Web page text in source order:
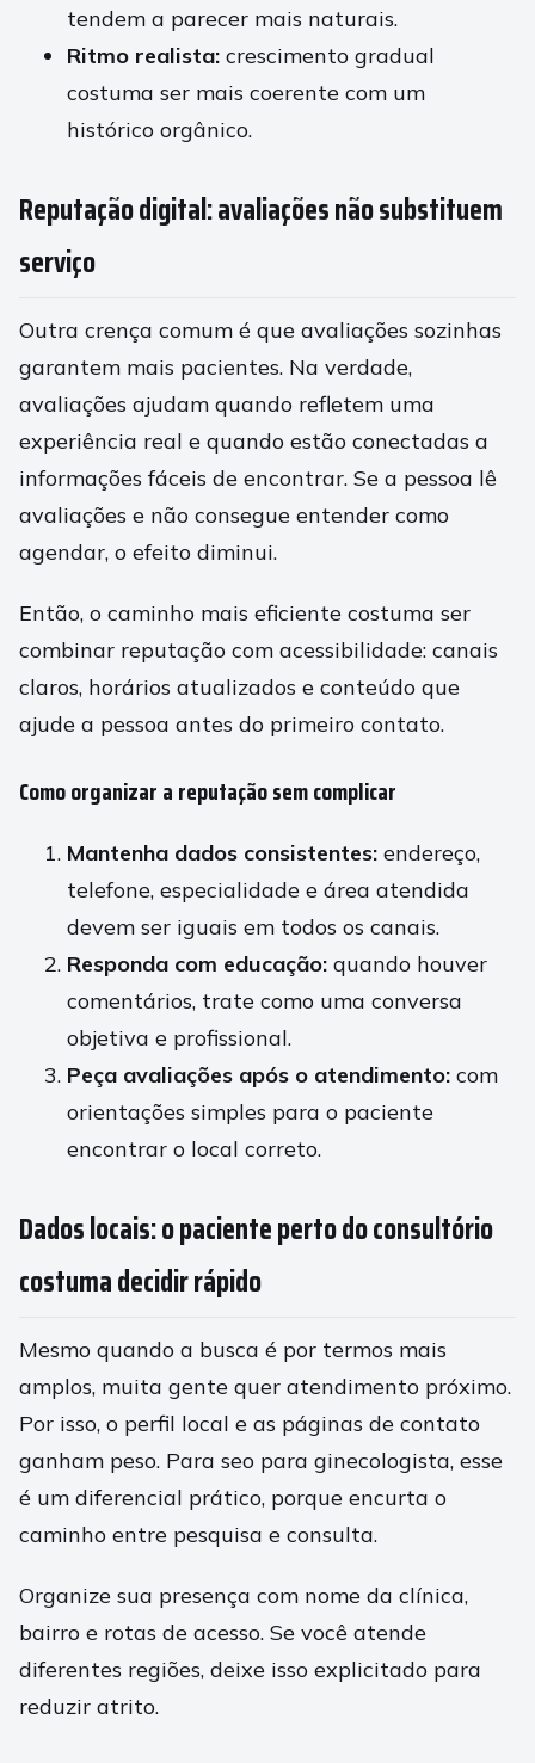
tendem a parecer mais naturais.
Ritmo realista: crescimento gradual
costuma ser mais coerente com um
histórico orgânico.
Reputação digital: avaliações não substituem
serviço
Outra crença comum é que avaliações sozinhas
garantem mais pacientes. Na verdade,
avaliações ajudam quando refletem uma
experiência real e quando estão conectadas a
informações fáceis de encontrar. Se a pessoa lê
avaliações e não consegue entender como
agendar, o efeito diminui.
Então, o caminho mais eficiente costuma ser
combinar reputação com acessibilidade: canais
claros, horários atualizados e conteúdo que
ajude a pessoa antes do primeiro contato.
Como organizar a reputação sem complicar
Mantenha dados consistentes: endereço,
telefone, especialidade e área atendida
devem ser iguais em todos os canais.
Responda com educação: quando houver
comentários, trate como uma conversa
objetiva e profissional.
Peça avaliações após o atendimento: com
orientações simples para o paciente
encontrar o local correto.
Dados locais: o paciente perto do consultório
costuma decidir rápido
Mesmo quando a busca é por termos mais
amplos, muita gente quer atendimento próximo.
Por isso, o perfil local e as páginas de contato
ganham peso. Para seo para ginecologista, esse
é um diferencial prático, porque encurta o
caminho entre pesquisa e consulta.
Organize sua presença com nome da clínica,
bairro e rotas de acesso. Se você atende
diferentes regiões, deixe isso explicitado para
reduzir atrito.